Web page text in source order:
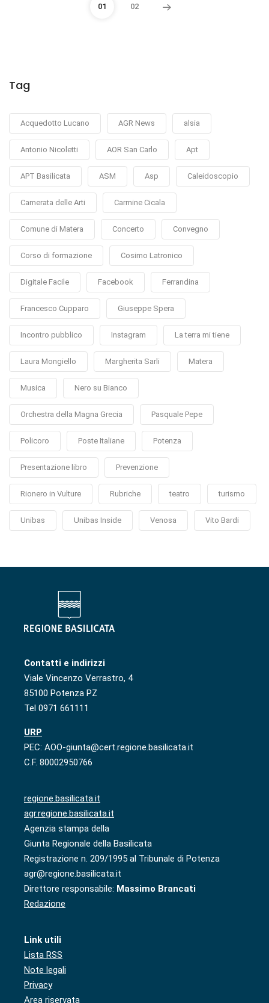
01 02
Tag
Acquedotto Lucano AGR News alsia
Antonio Nicoletti AOR San Carlo Apt
APT Basilicata ASM Asp Caleidoscopio
Camerata delle Arti Carmine Cicala
Comune di Matera Concerto Convegno
Corso di formazione Cosimo Latronico
Digitale Facile Facebook Ferrandina
Francesco Cupparo Giuseppe Spera
Incontro pubblico Instagram La terra mi tiene
Laura Mongiello Margherita Sarli Matera
Musica Nero su Bianco
Orchestra della Magna Grecia Pasquale Pepe
Policoro Poste Italiane Potenza
Presentazione libro Prevenzione
Rionero in Vulture Rubriche teatro turismo
Unibas Unibas Inside Venosa Vito Bardi
Contatti e indirizzi
Viale Vincenzo Verrastro, 4
85100 Potenza PZ
Tel 0971 661111
URP
PEC: AOO-giunta@cert.regione.basilicata.it
C.F. 80002950766
regione.basilicata.it
agr.regione.basilicata.it
Agenzia stampa della
Giunta Regionale della Basilicata
Registrazione n. 209/1995 al Tribunale di Potenza
agr@regione.basilicata.it
Direttore responsabile: Massimo Brancati
Redazione
Link utili
Lista RSS
Note legali
Privacy
Area riservata